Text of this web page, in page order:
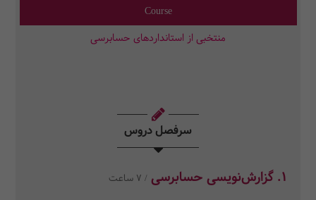
Course
منتخبی از استانداردهای حسابرسی
سرفصل دروس
1. گزارش‌نویسی حسابرسی / 7 ساعت